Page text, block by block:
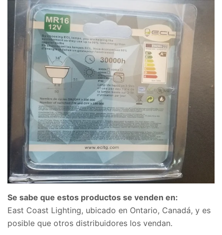
Se sabe que estos productos se venden en:
East Coast Lighting, ubicado en Ontario, Canadá, y es
posible que otros distribuidores los vendan.